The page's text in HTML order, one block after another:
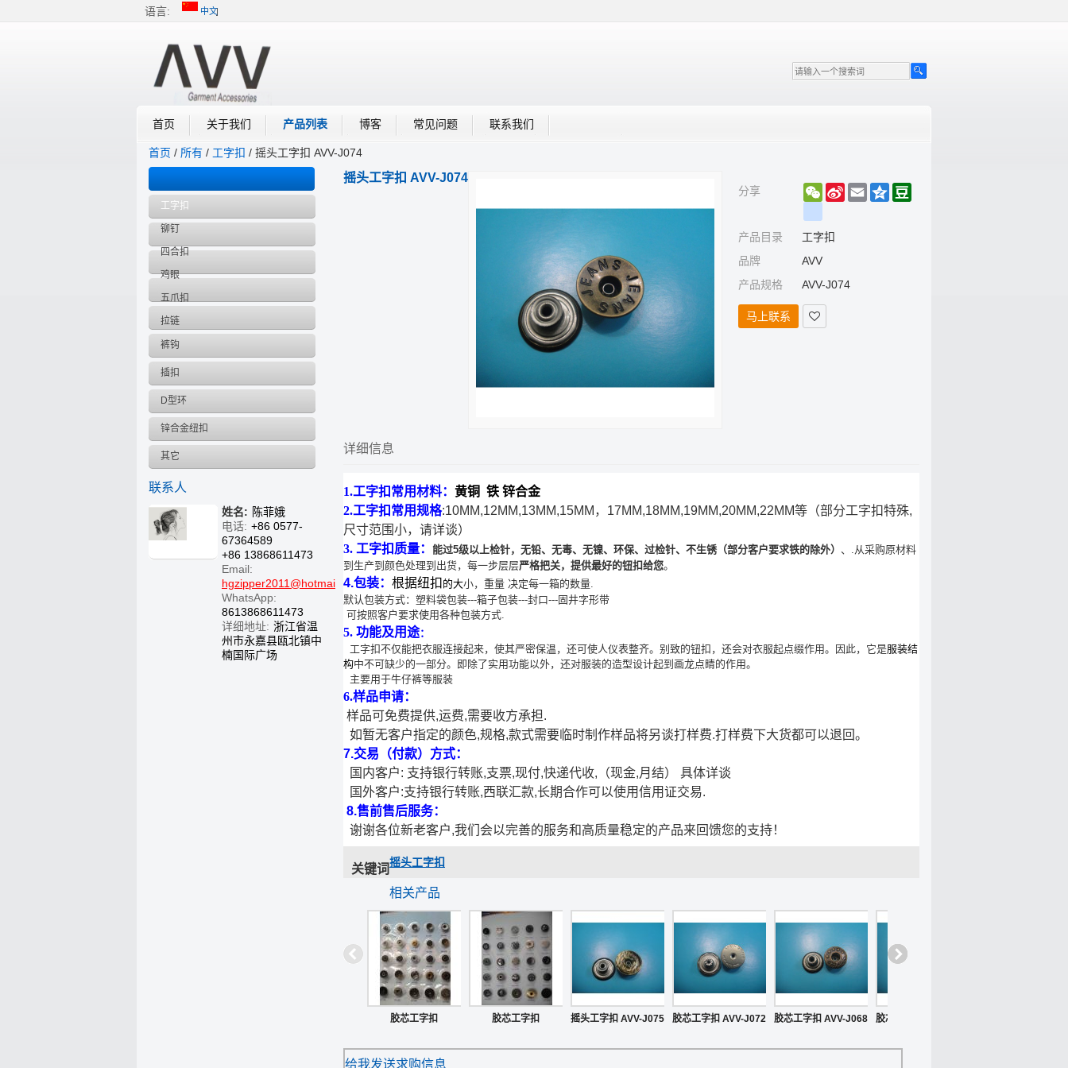
语言: 中文
首页 关于我们 产品列表 博客 常见问题 联系我们
首页 / 所有 / 工字扣 / 摇头工字扣 AVV-J074
工字扣
铆钉
四合扣
鸡眼
五爪扣
拉链
裤钩
插扣
D型环
锌合金纽扣
其它
联系人
姓名: 陈菲娥
电话: +86 0577-
67364589
+86 13868611473
Email:
hgzipper2011@hotmail.com
WhatsApp:
8613868611473
详细地址: 浙江省温
州市永嘉县瓯北镇中
楠国际广场
摇头工字扣 AVV-J074
分享 WeChat
Sina
Weibo
Email Qzone
产品目录
工字扣
品牌
AVV
产品规格
AVV-J074
马上联系
详细信息
1.工字扣常用材料： 黄铜 铁 锌合金
2.工字扣常用规格:10MM,12MM,13MM,15MM，17MM,18MM,19MM,20MM,22MM等（部分工字扣特殊,
尺寸范围小，请详谈）
3. 工字扣质量： 能过5级以上检针， 无铅、无毒、无镍、环保、过检针、不生锈（部分客户要求铁的除外） 、.从采购原材料
到生产到颜色处理到出货，每一步层层严格把关，提供最好的钮扣给您。
4.包装： 根据纽扣 的大小，重量 决定每一箱的数量.
默认包装方式：塑料袋包装---箱子包装---封口---固井字形带
可按照客户要求使用各种包装方式.
5. 功能及用途：
工字扣不仅能把衣服连接起来，使其严密保温，还可使人仪表整齐。别致的钮扣，还会对衣服起点缀作用。因此，它是服装结
构中不可缺少的一部分。即除了实用功能以外，还对服装的造型设计起到画龙点睛的作用。
主要用于牛仔裤等服装
6.样品申请：
样品可免费提供,运费,需要收方承担.
如暂无客户指定的颜色,规格,款式需要临时制作样品将另谈打样费.打样费下大货都可以退回。
7.交易（付款）方式：
国内客户: 支持银行转账,支票,现付,快递代收,（现金,月结） 具体详谈
国外客户:支持银行转账,西联汇款,长期合作可以使用信用证交易.
8.售前售后服务：
谢谢各位新老客户,我们会以完善的服务和高质量稳定的产品来回馈您的支持！
关键词摇头工字扣
相关产品
胶芯工字扣 胶芯工字扣 摇头工字扣 AVV-J075 胶芯工字扣 AVV-J072 胶芯工字扣 AVV-J068 胶芯工字扣 AVV-J065
给我发送求购信息